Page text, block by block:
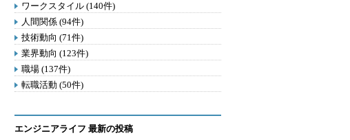
ワークスタイル (140件)
人間関係 (94件)
技術動向 (71件)
業界動向 (123件)
職場 (137件)
転職活動 (50件)
エンジニアライフ 最新の投稿